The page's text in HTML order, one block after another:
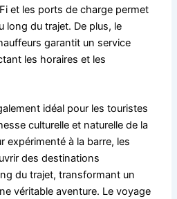
et les ports de charge permet
long du trajet. De plus, le
garantit un service
les horaires et les
idéal pour les touristes
culturelle et naturelle de la
expérimenté à la barre, les
des destinations
du trajet, transformant un
véritable aventure. Le voyage